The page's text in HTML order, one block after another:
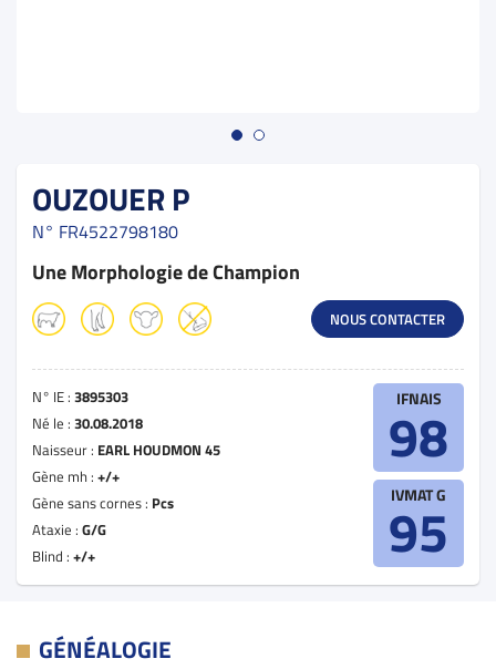
OUZOUER P
N° FR4522798180
Une Morphologie de Champion
NOUS CONTACTER
N° IE : 3895303
Né le : 30.08.2018
Naisseur : EARL HOUDMON 45
Gène mh : +/+
Gène sans cornes : Pcs
Ataxie : G/G
Blind : +/+
IFNAIS
98
IVMAT G
95
GÉNÉALOGIE